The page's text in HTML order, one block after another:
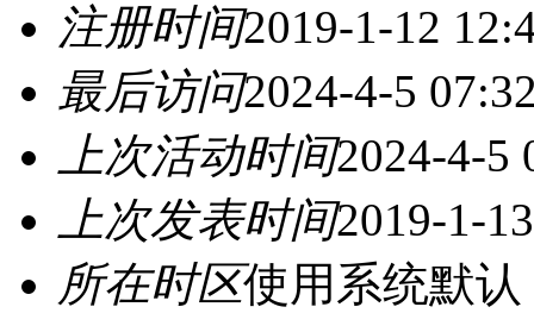
注册时间2019-1-12
最后访问2024-4-5
上次活动时间2024-4-5
上次发表时间2019-1-
所在时区使用系统默认